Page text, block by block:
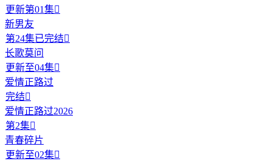
更新第01集
新男友
第24集已完结
长歌莫问
更新至04集
爱情正路过
完结
爱情正路过2026
第2集
青春碎片
更新至02集